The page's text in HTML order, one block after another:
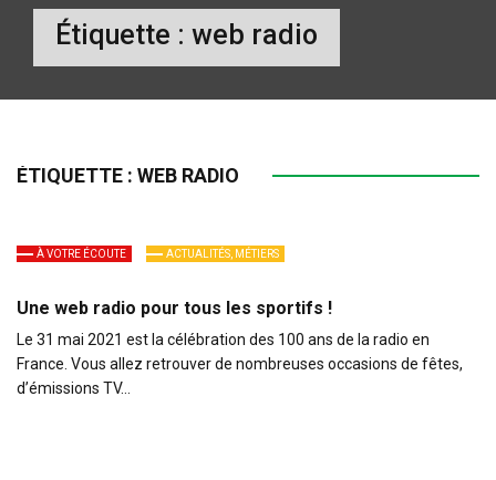
Étiquette : web radio
ÉTIQUETTE : WEB RADIO
À VOTRE ÉCOUTE ACTUALITÉS, MÉTIERS
Une web radio pour tous les sportifs !
Le 31 mai 2021 est la célébration des 100 ans de la radio en
France. Vous allez retrouver de nombreuses occasions de fêtes,
d’émissions TV…